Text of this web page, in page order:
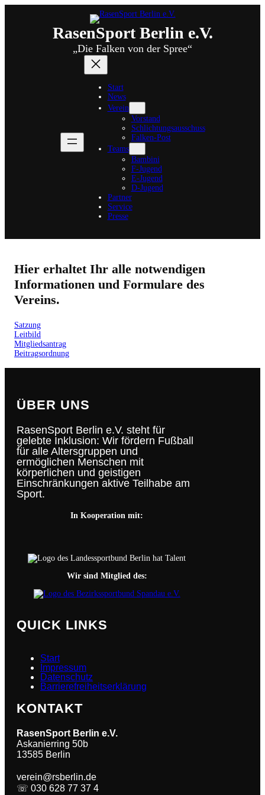
RasenSport Berlin e.V.
„Die Falken von der Spree“
Start
News
Verein
Vorstand
Schlichtungsausschuss
Falken-Post
Teams
Bambini
F-Jugend
E-Jugend
D-Jugend
Partner
Service
Presse
Hier erhaltet Ihr alle notwendigen
Informationen und Formulare des
Vereins.
Satzung
Leitbild
Mitgliedsantrag
Beitragsordnung
ÜBER UNS
RasenSport Berlin e.V. steht für
gelebte Inklusion: Wir fördern Fußball
für alle Altersgruppen und
ermöglichen Menschen mit
körperlichen und geistigen
Einschränkungen aktive Teilhabe am
Sport.
In Kooperation mit:
Wir sind Mitglied des:
QUICK LINKS
Start
Impressum
Datenschutz
Barrierefreiheitserklärung
KONTAKT
RasenSport Berlin e.V.
Askanierring 50b
13585 Berlin
verein@rsberlin.de
☏ 030 628 77 37 4